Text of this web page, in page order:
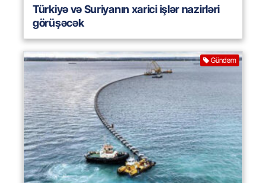
Türkiyə və Suriyanın xarici işlər nazirləri
görüşəcək
Gündəm